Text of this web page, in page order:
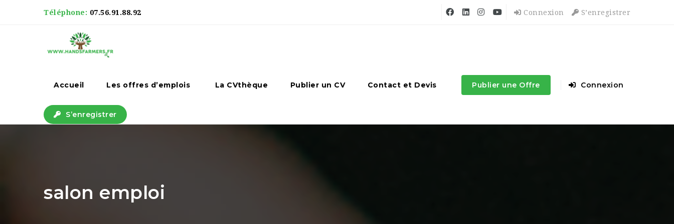
Téléphone: 07.56.91.88.92 Connexion S’enregistrer
Accueil Les offres d’emplois La CVthèque Publier un CV Contact et Devis Publier une Offre Connexion
S’enregistrer
salon emploi